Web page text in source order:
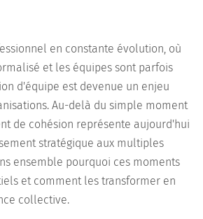
en constante évolution, où
et les équipes sont parfois
d'équipe est devenue un enjeu
Au-delà du simple moment
de cohésion représente aujourd'hui
stratégique aux multiples
ensemble pourquoi ces moments
et comment les transformer en
collective.